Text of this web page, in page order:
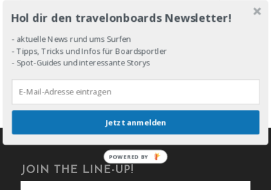
JOIN THE LINE-UP!
Hol dir den travelonboards Newsletter!
- aktuelle News rund ums Surfen
- Tipps, Tricks und Infos für Boardsportler
- Spot-Guides und interessante Storys
Jetzt anmelden
POWERED BY